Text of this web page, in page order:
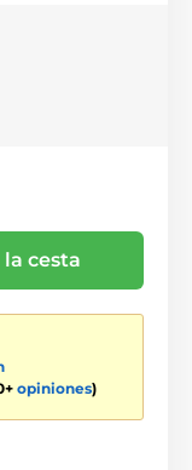
cesta
opiniones)